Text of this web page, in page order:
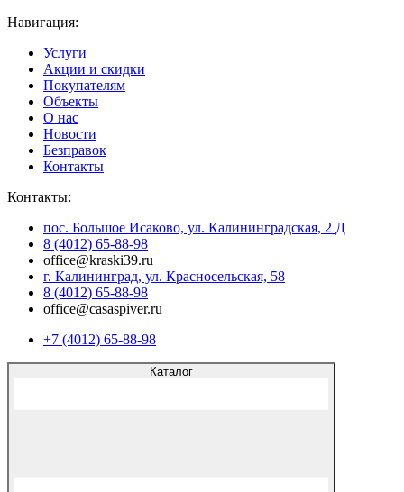
Навигация:
Услуги
Акции и скидки
Покупателям
Объекты
О нас
Новости
Безправок
Контакты
Контакты:
пос. Большое Исаково, ул. Калининградская, 2 Д
8 (4012) 65-88-98
office@kraski39.ru
г. Калининград, ул. Красносельская, 58
8 (4012) 65-88-98
office@casaspiver.ru
+7 (4012) 65-88-98
Каталог